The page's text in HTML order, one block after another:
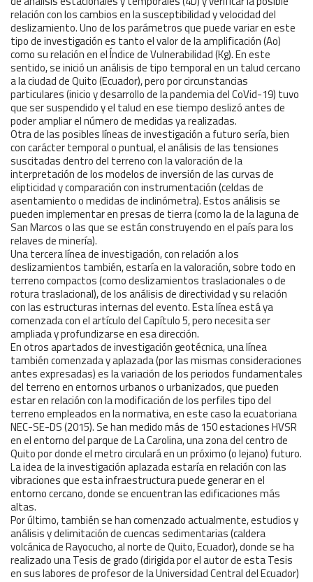
relación con los cambios en la susceptibilidad y velocidad del
deslizamiento. Uno de los parámetros que puede variar en este
tipo de investigación es tanto el valor de la amplificación (Ao)
como su relación en el Índice de Vulnerabilidad (Kg). En este
sentido, se inició un análisis de tipo temporal en un talud cercano
a la ciudad de Quito (Ecuador), pero por circunstancias
particulares (inicio y desarrollo de la pandemia del CoVid-19) tuvo
que ser suspendido y el talud en ese tiempo deslizó antes de
poder ampliar el número de medidas ya realizadas.
Otra de las posibles líneas de investigación a futuro sería, bien
con carácter temporal o puntual, el análisis de las tensiones
suscitadas dentro del terreno con la valoración de la
interpretación de los modelos de inversión de las curvas de
elipticidad y comparación con instrumentación (celdas de
asentamiento o medidas de inclinómetra). Estos análisis se
pueden implementar en presas de tierra (como la de la laguna de
San Marcos o las que se están construyendo en el país para los
relaves de minería).
Una tercera línea de investigación, con relación a los
deslizamientos también, estaría en la valoración, sobre todo en
terreno compactos (como deslizamientos traslacionales o de
rotura traslacional), de los análisis de directividad y su relación
con las estructuras internas del evento. Esta línea está ya
comenzada con el artículo del Capítulo 5, pero necesita ser
ampliada y profundizarse en esa dirección.
En otros apartados de investigación geotécnica, una línea
también comenzada y aplazada (por las mismas consideraciones
antes expresadas) es la variación de los periodos fundamentales
del terreno en entornos urbanos o urbanizados, que pueden
estar en relación con la modificación de los perfiles tipo del
terreno empleados en la normativa, en este caso la ecuatoriana
NEC-SE-DS (2015). Se han medido más de 150 estaciones HVSR
en el entorno del parque de La Carolina, una zona del centro de
Quito por donde el metro circulará en un próximo (o lejano) futuro.
La idea de la investigación aplazada estaría en relación con las
vibraciones que esta infraestructura puede generar en el
entorno cercano, donde se encuentran las edificaciones más
altas.
Por último, también se han comenzado actualmente, estudios y
análisis y delimitación de cuencas sedimentarias (caldera
volcánica de Rayocucho, al norte de Quito, Ecuador), donde se ha
realizado una Tesis de grado (dirigida por el autor de esta Tesis
en sus labores de profesor de la Universidad Central del Ecuador)